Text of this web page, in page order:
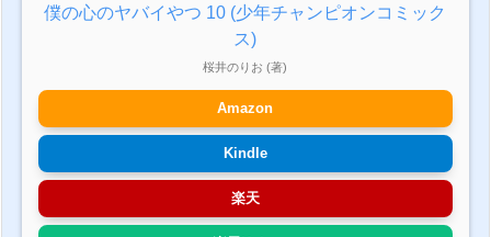
僕の心のヤバイやつ 10 (少年チャンピオンコミック
ス)
桜井のりお (著)
Amazon
Kindle
楽天